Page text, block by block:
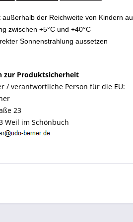
außerhalb der Reichweite von Kindern
zwischen +5°C und +40°C
Sonnenstrahlung aussetzen
zur Produktsicherheit
/ verantwortliche Person für die EU:
23
Weil im Schönbuch